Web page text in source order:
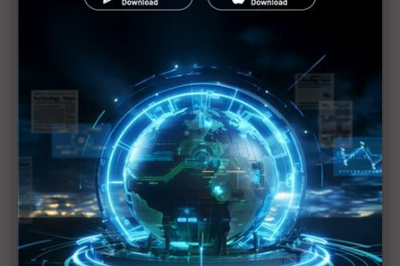
MLCC訂單過熱、出貨比創高 村田示警全球AI基
2027全年記憶體產能提前售罄 買家「祕而不
宣」只怕買不夠
英特爾EMIB良率達標 聯發科第2代ASIC產品
2028準時量產
光進銅退更明確？ 聯發科估SerDes 448G為銅
線「最終戰場」